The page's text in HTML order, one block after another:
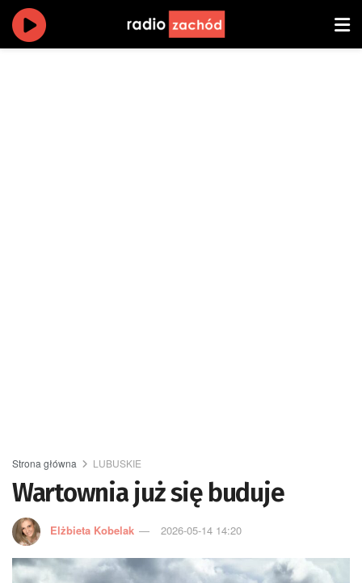
Strona główna LUBUSKIE
Wartownia już się buduje
Elżbieta Kobelak 2026-05-14 14:20